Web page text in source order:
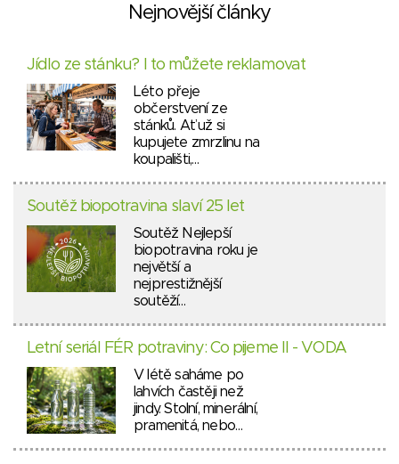
Nejnovější články
Jídlo ze stánku? I to můžete reklamovat
Léto přeje
občerstvení ze
stánků. Ať už si
kupujete zmrzlinu na
koupališti,…
Soutěž biopotravina slaví 25 let
Soutěž Nejlepší
biopotravina roku je
největší a
nejprestižnější
soutěží…
Letní seriál FÉR potraviny: Co pijeme II - VODA
V létě saháme po
lahvích častěji než
jindy. Stolní, minerální,
pramenitá, nebo…